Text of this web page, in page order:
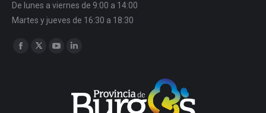
De lunes a viernes de 9:00 a 14:00
Martes y jueves de 16:30 a 18:30
Encuéntranos en: